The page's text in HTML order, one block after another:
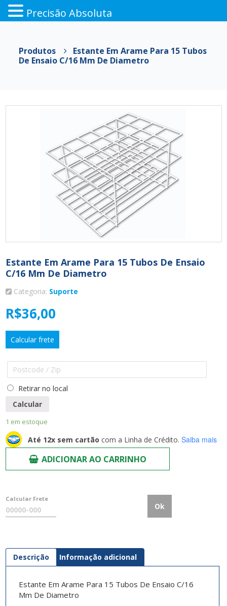
conteúdo
Produtos
Estante Em Arame Para 15 Tubos
De Ensaio C/16 Mm De Diametro
Estante Em Arame Para 15 Tubos De Ensaio
C/16 Mm De Diametro
Categoria: Suporte
R$36,00
Calcular frete
Retirar no local
Calcular
1 em estoque
Até 12x sem cartão com a Linha de Crédito. Saiba mais
ADICIONAR AO CARRINHO
Calcular Frete
Ok
Descrição Informação adicional
Estante Em Arame Para 15 Tubos De Ensaio C/16
Mm De Diametro
Precisão Absoluta